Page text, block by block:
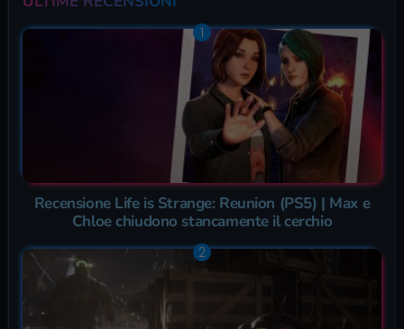
Recensione Life is Strange: Reunion (PS5) | Max e
Chloe chiudono stancamente il cerchio